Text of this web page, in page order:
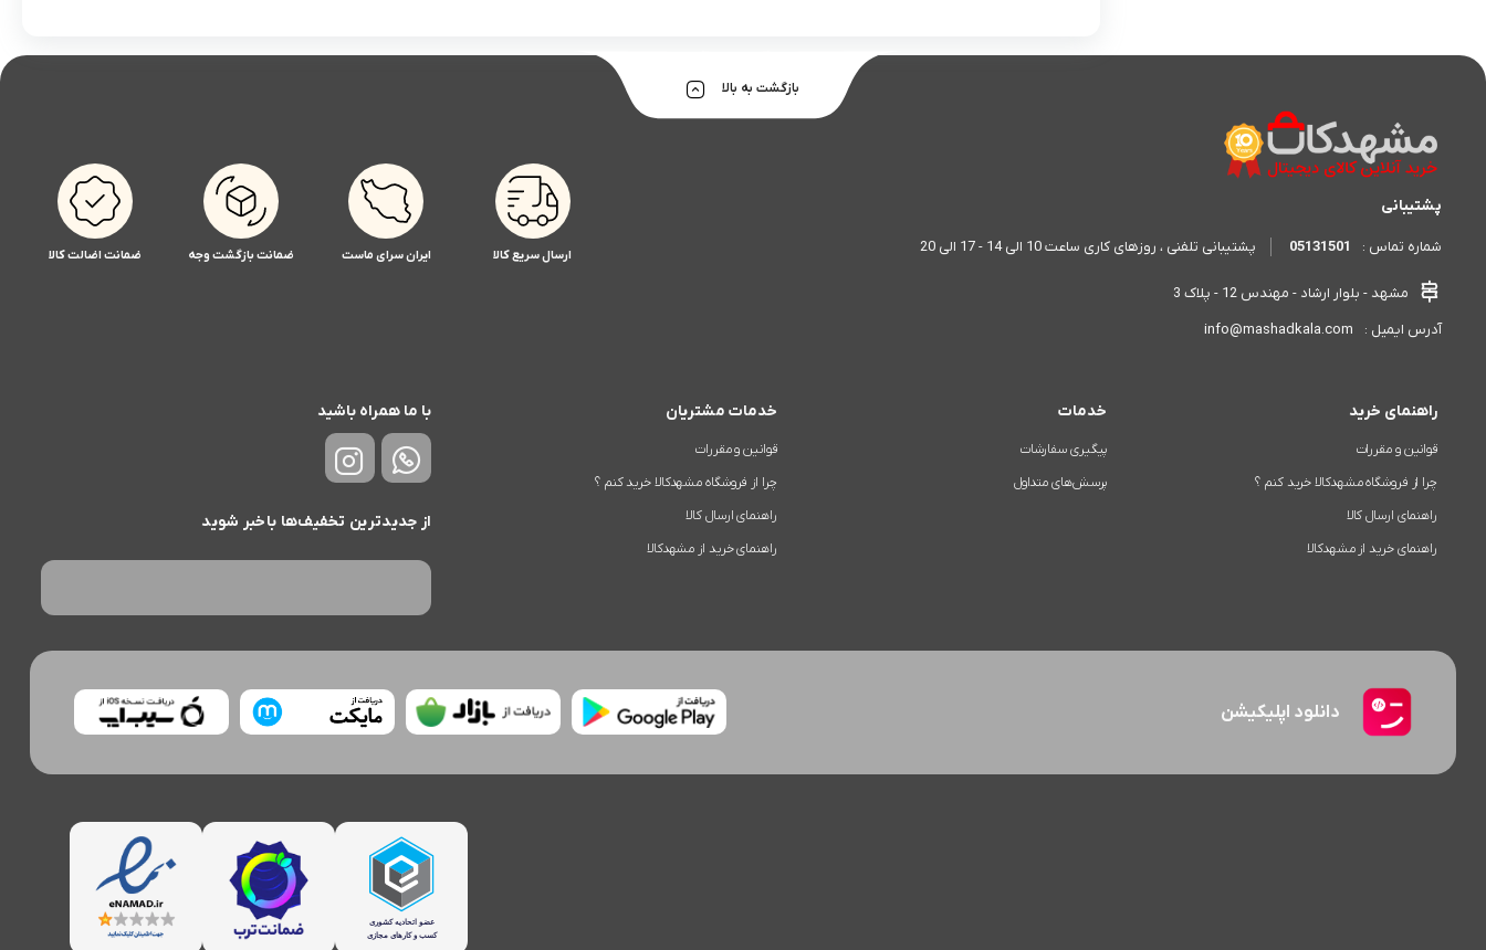
بازگشت به بالا
پشتیبانی
شماره تماس : 05131501 پشتیبانی تلفنی ، روزهای کاری ساعت 10 الی 14 - 17 الی 20
مشهد - بلوار ارشاد - مهندس 12 - پلاک 3
آدرس ایمیل :
info@mashadkala.com
ارسال سریع کالا ایران سرای ماست ضمانت بازگشت وجه ضمانت اضالت کالا
راهنمای خرید
قوانین و مقررات
چرا از فروشگاه مشهدکالا خرید کنم ؟
راهنمای ارسال کالا
راهنمای خرید از مشهدکالا
خدمات
پیگیری سفارشات
پرسش‌های متداول
خدمات مشتریان
قوانین و مقررات
چرا از فروشگاه مشهدکالا خرید کنم ؟
راهنمای ارسال کالا
راهنمای خرید از مشهدکالا
با ما همراه باشید
از جدیدترین تخفیف‌ها باخبر شوید
دانلود اپلیکیشن